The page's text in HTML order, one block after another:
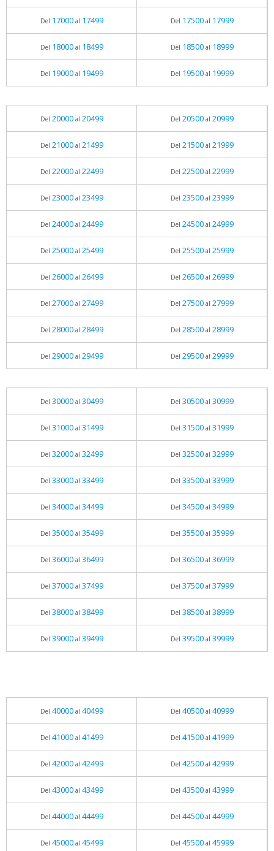
Del 17000al 17499 Del 17500al 17999
Del 18000al 18499 Del 18500al 18999
Del 19000al 19499 Del 19500al 19999
Del 20000al 20499 Del 20500al 20999
Del 21000al 21499 Del 21500al 21999
Del 22000al 22499 Del 22500al 22999
Del 23000al 23499 Del 23500al 23999
Del 24000al 24499 Del 24500al 24999
Del 25000al 25499 Del 25500al 25999
Del 26000al 26499 Del 26500al 26999
Del 27000al 27499 Del 27500al 27999
Del 28000al 28499 Del 28500al 28999
Del 29000al 29499 Del 29500al 29999
Del 30000al 30499 Del 30500al 30999
Del 31000al 31499 Del 31500al 31999
Del 32000al 32499 Del 32500al 32999
Del 33000al 33499 Del 33500al 33999
Del 34000al 34499 Del 34500al 34999
Del 35000al 35499 Del 35500al 35999
Del 36000al 36499 Del 36500al 36999
Del 37000al 37499 Del 37500al 37999
Del 38000al 38499 Del 38500al 38999
Del 39000al 39499 Del 39500al 39999
Del 40000al 40499 Del 40500al 40999
Del 41000al 41499 Del 41500al 41999
Del 42000al 42499 Del 42500al 42999
Del 43000al 43499 Del 43500al 43999
Del 44000al 44499 Del 44500al 44999
Del 45000al 45499 Del 45500al 45999